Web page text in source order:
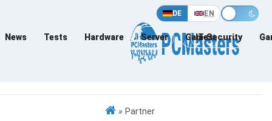
DE EN
News Tests Hardware Server Games
IT-Security
» Partner